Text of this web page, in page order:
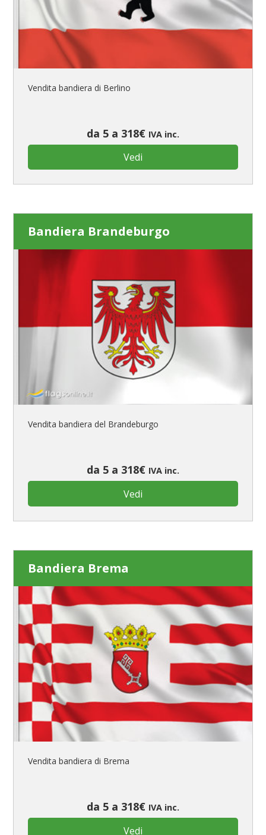
Vendita bandiera di Berlino
da 5 a 318€ IVA inc.
Vedi
Bandiera Brandeburgo
Vendita bandiera del Brandeburgo
da 5 a 318€ IVA inc.
Vedi
Bandiera Brema
Vendita bandiera di Brema
da 5 a 318€ IVA inc.
Vedi